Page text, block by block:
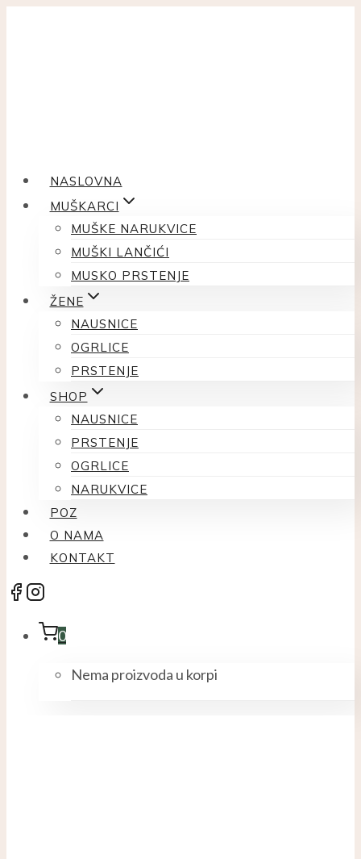
NASLOVNA
MUŠKARCI
MUŠKE NARUKVICE
MUŠKI LANČIĆI
MUSKO PRSTENJE
ŽENE
NAUSNICE
OGRLICE
PRSTENJE
SHOP
NAUSNICE
PRSTENJE
OGRLICE
NARUKVICE
POZ
O NAMA
KONTAKT
0
Nema proizvoda u korpi